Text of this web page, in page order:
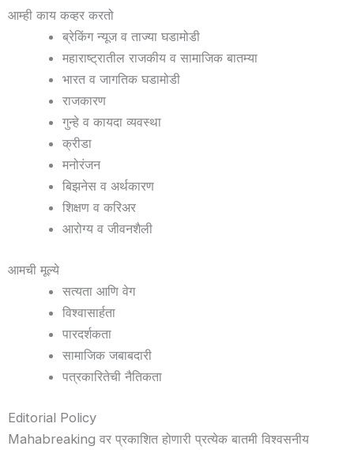
आम्ही काय कव्हर करतो
ब्रेकिंग न्यूज व ताज्या घडामोडी
महाराष्ट्रातील राजकीय व सामाजिक बातम्या
भारत व जागतिक घडामोडी
राजकारण
गुन्हे व कायदा व्यवस्था
क्रीडा
मनोरंजन
बिझनेस व अर्थकारण
शिक्षण व करिअर
आरोग्य व जीवनशैली
आमची मूल्ये
सत्यता आणि वेग
विश्वासार्हता
पारदर्शकता
सामाजिक जबाबदारी
पत्रकारितेची नैतिकता
Editorial Policy
Mahabreaking वर प्रकाशित होणारी प्रत्येक बातमी विश्वसनीय